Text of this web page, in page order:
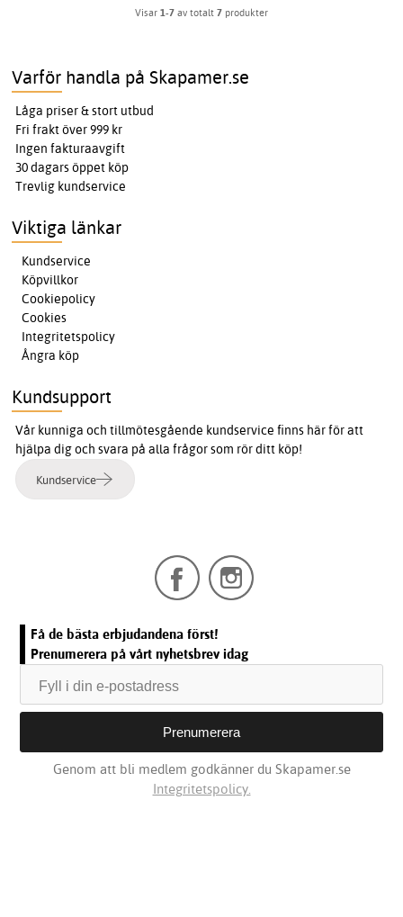
Visar 1-7 av totalt 7 produkter
Varför handla på Skapamer.se
Låga priser & stort utbud
Fri frakt över 999 kr
Ingen fakturaavgift
30 dagars öppet köp
Trevlig kundservice
Viktiga länkar
Kundservice
Köpvillkor
Cookiepolicy
Cookies
Integritetspolicy
Ångra köp
Kundsupport
Vår kunniga och tillmötesgående kundservice finns här för att
hjälpa dig och svara på alla frågor som rör ditt köp!
Kundservice
Få de bästa erbjudandena först!
Prenumerera på vårt nyhetsbrev idag
Genom att bli medlem godkänner du Skapamer.se
Integritetspolicy.